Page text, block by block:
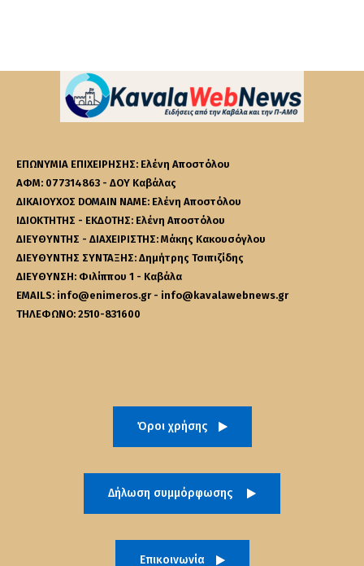
ΕΠΩΝΥΜΙΑ ΕΠΙΧΕΙΡΗΣΗΣ: Ελένη Αποστόλου
ΑΦΜ: 077314863 - ΔΟΥ Καβάλας
ΔΙΚΑΙΟΥΧΟΣ DOMAIN NAME: Ελένη Αποστόλου
ΙΔΙΟΚΤΗΤΗΣ - ΕΚΔΟΤΗΣ: Ελένη Αποστόλου
ΔΙΕΥΘΥΝΤΗΣ - ΔΙΑΧΕΙΡΙΣΤΗΣ: Μάκης Κακουσόγλου
ΔΙΕΥΘΥΝΤΗΣ ΣΥΝΤΑΞΗΣ: Δημήτρης Τσιπιζίδης
ΔΙΕΥΘΥΝΣΗ: Φιλίππου 1 - Καβάλα
EMAILS: info@enimeros.gr - info@kavalawebnews.gr
ΤΗΛΕΦΩΝΟ: 2510-831600
Όροι χρήσης
Δήλωση συμμόρφωσης
Επικοινωνία